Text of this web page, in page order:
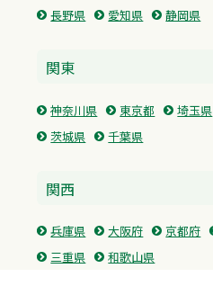
長野県
愛知県 静岡県
関東
神奈川県 東京都 埼玉県
茨城県
千葉県
関西
兵庫県 大阪府 京都府
三重県
和歌山県